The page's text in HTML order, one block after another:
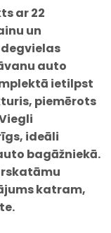
ar 22
un
auto
ietilpst
piemērots
ideāli
bagāžniekā.
katram,